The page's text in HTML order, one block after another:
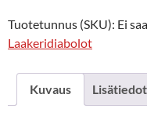
Tuotetunnus (SKU): Ei
Laakeridiabolot
Kuvaus Lisätiedot